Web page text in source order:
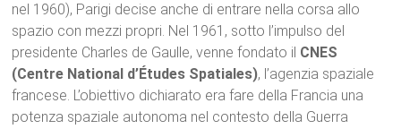
nel 1960), Parigi decise anche di entrare nella corsa allo
spazio con mezzi propri. Nel 1961, sotto l’impulso del
presidente Charles de Gaulle, venne fondato il CNES
(Centre National d’Études Spatiales), l’agenzia spaziale
francese. L’obiettivo dichiarato era fare della Francia una
potenza spaziale autonoma nel contesto della Guerra